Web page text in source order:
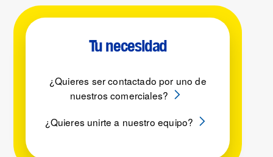
Tu necesidad
¿Quieres ser contactado por uno de
nuestros comerciales?
¿Quieres unirte a nuestro equipo?